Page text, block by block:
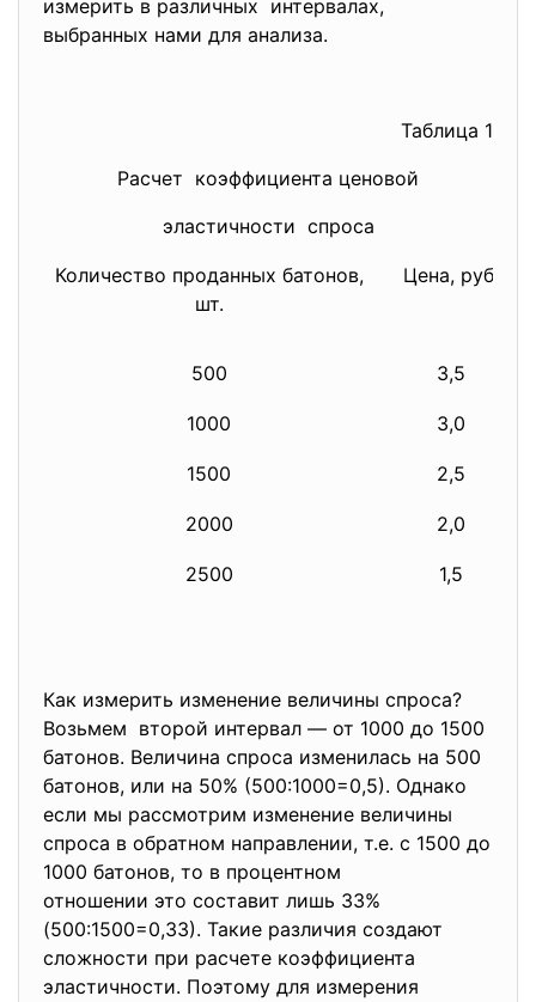
измерить в различных интервалах,
выбранных нами для анализа.
Таблица 1
Расчет коэффициента ценовой
эластичности спроса
Количество проданных батонов,
шт.
Цена, руб.
500 3,5
1000 3,0
1500 2,5
2000 2,0
2500 1,5
Как измерить изменение величины спроса?
Возьмем второй интервал — от 1000 до 1500
батонов. Величина спроса изменилась на 500
батонов, или на 50% (500:1000=0,5). Однако
если мы рассмотрим изменение величины
спроса в обратном направлении, т.е. с 1500 до
1000 батонов, то в процентном
отношении это составит лишь 33%
(500:1500=0,33). Такие различия создают
сложности при расчете коэффициента
эластичности. Поэтому для измерения